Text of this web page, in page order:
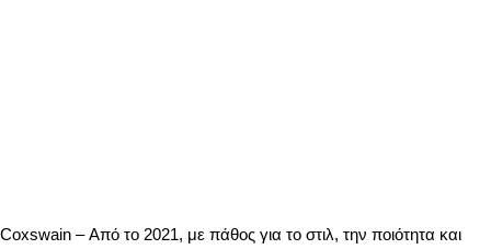
Coxswain – Από το 2021, με πάθος για το στιλ, την ποιότητα και